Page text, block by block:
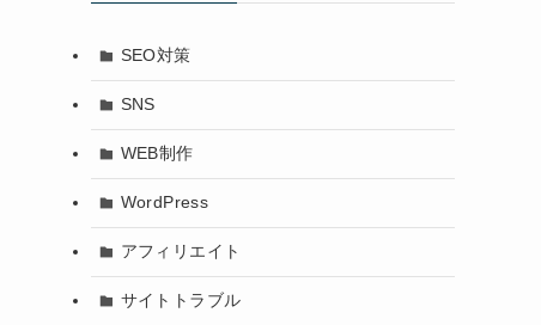
SEO対策
SNS
WEB制作
WordPress
アフィリエイト
サイトトラブル